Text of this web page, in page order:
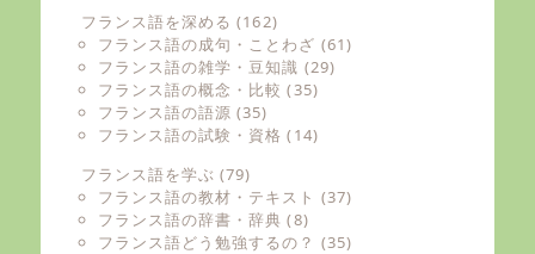
フランス語を深める (162)
フランス語の成句・ことわざ (61)
フランス語の雑学・豆知識 (29)
フランス語の概念・比較 (35)
フランス語の語源 (35)
フランス語の試験・資格 (14)
フランス語を学ぶ (79)
フランス語の教材・テキスト (37)
フランス語の辞書・辞典 (8)
フランス語どう勉強するの？ (35)